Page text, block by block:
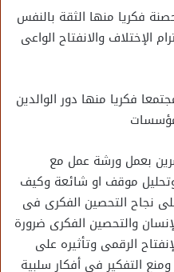
فكريا منها الثقة بالنفس
الإختلاف والانفتاح الواعى
فكريا منها دور الوالدين
بعمل ورشة عمل مع
موقف او شائعة وكيف
نجاح التحصين الفكرى فى
والتحصين الفكرى ضرورة
الرقمى وتأثيره على
التفكير فى أفكار سلبية